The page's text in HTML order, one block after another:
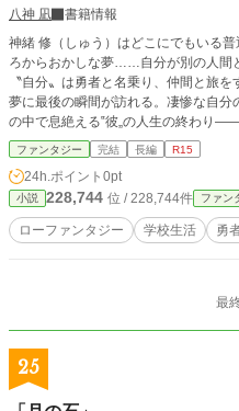
八神 凪
書籍情報
神緒 修（しゅう）はどこにでもいる普通の男子高校
ろからおかしな夢……自分が別の人間
〝自分〟は勇者と名乗り、仲間と旅
夢に最後の瞬間が訪れる。凄惨な自
の中で息絶える‟彼„の人生の終わり―― それは修にとって遠い出来事、自分
は関係のない世界……それでも不思議
ファンタジー 完結 長編 R15
24h.ポイント 0pt
小説 228,744 位 / 228,744件 ファン
ローファンタジー 学校生活 勇
最
25